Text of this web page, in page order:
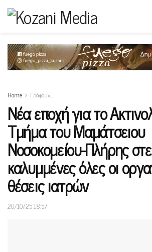
Home Γράφουν…
Νέα εποχή για το
Τμήμα του Μαμάτσειου
Νοσοκομείου-Πλήρης
καλυμμένες όλες οι
θέσεις ιατρών
20/10/25 18:57